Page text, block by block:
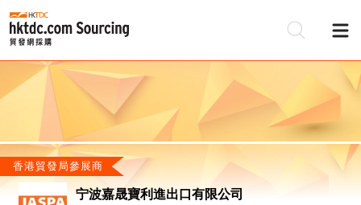
香港貿發局參展商
宁波嘉晟寶利進出口有限公司